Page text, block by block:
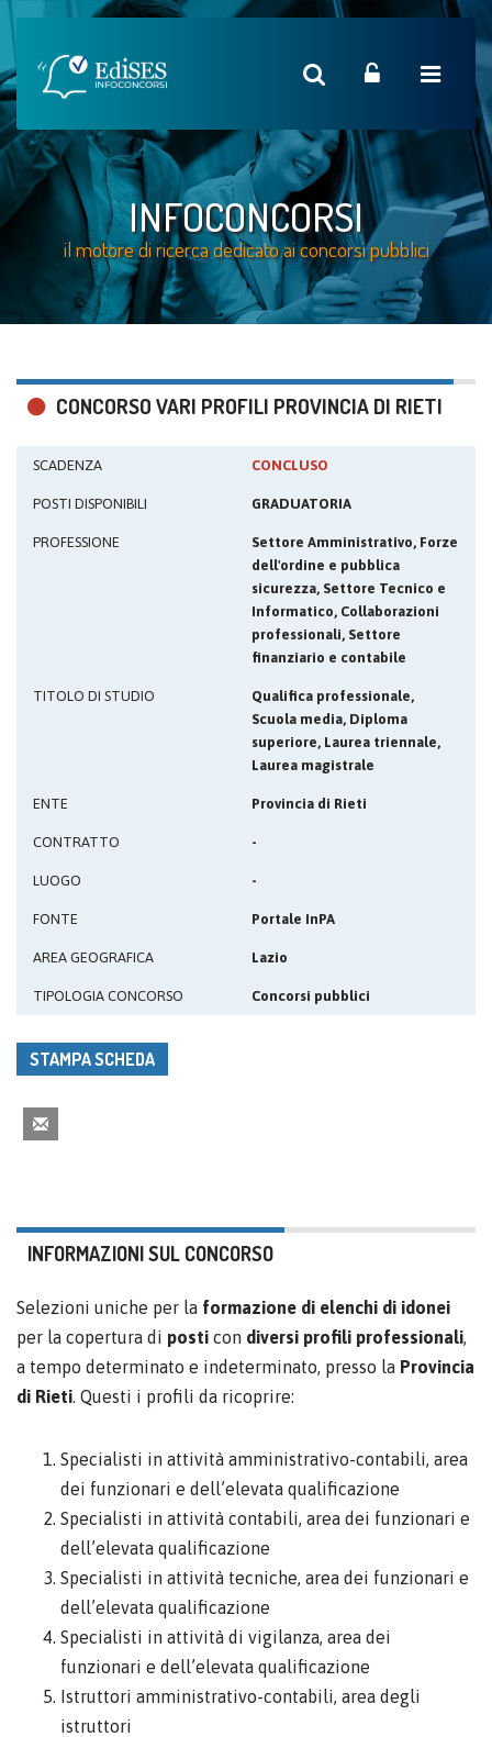
INFOCONCORSI
il motore di ricerca dedicato ai concorsi pubblici
CONCORSO VARI PROFILI PROVINCIA DI RIETI
SCADENZA CONCLUSO
POSTI DISPONIBILI GRADUATORIA
PROFESSIONE
Settore Amministrativo, Forze
dell'ordine e pubblica
sicurezza, Settore Tecnico e
Informatico, Collaborazioni
professionali, Settore
finanziario e contabile
TITOLO DI STUDIO
Qualifica professionale,
Scuola media, Diploma
superiore, Laurea triennale,
Laurea magistrale
ENTE Provincia di Rieti
CONTRATTO -
LUOGO -
FONTE Portale InPA
AREA GEOGRAFICA Lazio
TIPOLOGIA CONCORSO Concorsi pubblici
STAMPA SCHEDA
INFORMAZIONI SUL CONCORSO
Selezioni uniche per la formazione di elenchi di idonei
per la copertura di posti con diversi profili professionali,
a tempo determinato e indeterminato, presso la Provincia
di Rieti. Questi i profili da ricoprire:
Specialisti in attività amministrativo-contabili, area
dei funzionari e dell’elevata qualificazione
Specialisti in attività contabili, area dei funzionari e
dell’elevata qualificazione
Specialisti in attività tecniche, area dei funzionari e
dell’elevata qualificazione
Specialisti in attività di vigilanza, area dei
funzionari e dell’elevata qualificazione
Istruttori amministrativo-contabili, area degli
istruttori